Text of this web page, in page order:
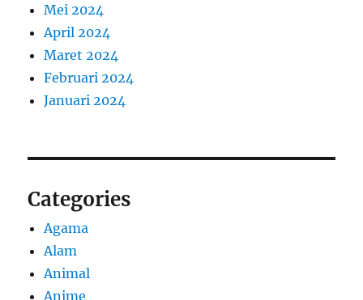
Mei 2024
April 2024
Maret 2024
Februari 2024
Januari 2024
Categories
Agama
Alam
Animal
Anime